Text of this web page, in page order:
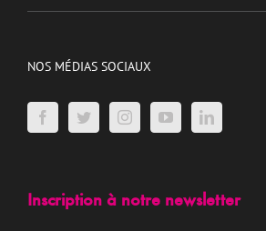
NOS MÉDIAS SOCIAUX
Inscription à notre newsletter